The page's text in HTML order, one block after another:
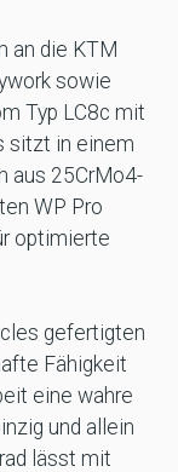
an die KTM
sowie
Typ LC8c mit
sitzt in einem
aus 25CrMo4-
WP Pro
optimierte
gefertigten
Fähigkeit
eine wahre
und allein
lässt mit